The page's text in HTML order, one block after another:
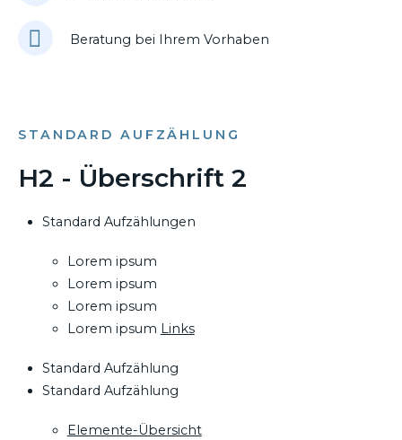
Beratung bei Ihrem Vorhaben
STANDARD AUFZÄHLUNG
H2 - Überschrift 2
Standard Aufzählungen
Lorem ipsum
Lorem ipsum
Lorem ipsum
Lorem ipsum Links
Standard Aufzählung
Standard Aufzählung
Elemente-Übersicht